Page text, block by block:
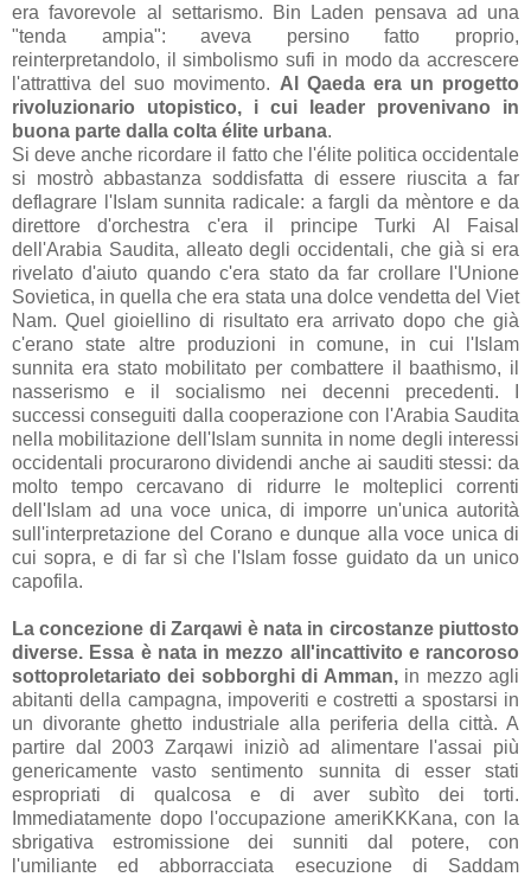
era favorevole al settarismo. Bin Laden pensava ad una
"tenda ampia": aveva persino fatto proprio,
reinterpretandolo, il simbolismo sufi in modo da accrescere
l'attrattiva del suo movimento. Al Qaeda era un progetto
rivoluzionario utopistico, i cui leader provenivano in
buona parte dalla colta élite urbana.
Si deve anche ricordare il fatto che l'élite politica occidentale
si mostrò abbastanza soddisfatta di essere riuscita a far
deflagrare l'Islam sunnita radicale: a fargli da mèntore e da
direttore d'orchestra c'era il principe Turki Al Faisal
dell'Arabia Saudita, alleato degli occidentali, che già si era
rivelato d'aiuto quando c'era stato da far crollare l'Unione
Sovietica, in quella che era stata una dolce vendetta del Viet
Nam. Quel gioiellino di risultato era arrivato dopo che già
c'erano state altre produzioni in comune, in cui l'Islam
sunnita era stato mobilitato per combattere il baathismo, il
nasserismo e il socialismo nei decenni precedenti. I
successi conseguiti dalla cooperazione con l'Arabia Saudita
nella mobilitazione dell'Islam sunnita in nome degli interessi
occidentali procurarono dividendi anche ai sauditi stessi: da
molto tempo cercavano di ridurre le molteplici correnti
dell'Islam ad una voce unica, di imporre un'unica autorità
sull'interpretazione del Corano e dunque alla voce unica di
cui sopra, e di far sì che l'Islam fosse guidato da un unico
capofila.
La concezione di Zarqawi è nata in circostanze piuttosto
diverse. Essa è nata in mezzo all'incattivito e rancoroso
sottoproletariato dei sobborghi di Amman,in mezzo agli
abitanti della campagna, impoveriti e costretti a spostarsi in
un divorante ghetto industriale alla periferia della città. A
partire dal 2003 Zarqawi iniziò ad alimentare l'assai più
genericamente vasto sentimento sunnita di esser stati
espropriati di qualcosa e di aver subìto dei torti.
Immediatamente dopo l'occupazione ameriKKKana, con la
sbrigativa estromissione dei sunniti dal potere, con
l'umiliante ed abborracciata esecuzione di Saddam